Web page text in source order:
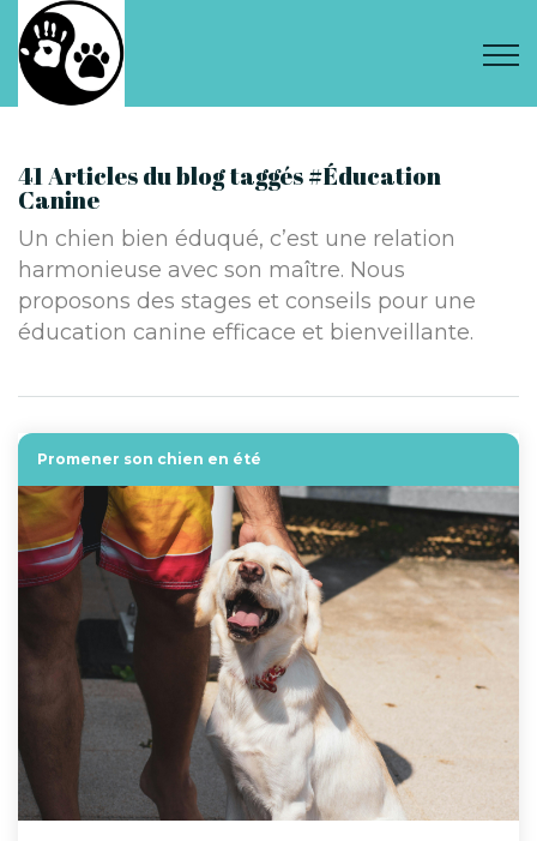
41 Articles du blog taggés #Éducation
Canine
Un chien bien éduqué, c’est une relation
harmonieuse avec son maître. Nous
proposons des stages et conseils pour une
éducation canine efficace et bienveillante.
Promener son chien en été